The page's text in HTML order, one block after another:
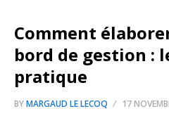
Comment
bord de gestion :
pratique
BYMARGAUD LE LECOQ 17